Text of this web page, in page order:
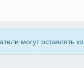
могут оставлять